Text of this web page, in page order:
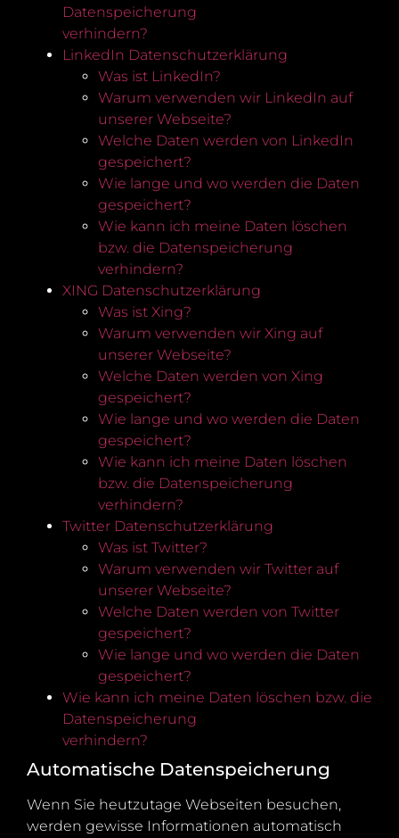
Datenspeicherung
verhindern?
LinkedIn Datenschutzerklärung
Was ist LinkedIn?
Warum verwenden wir LinkedIn auf
unserer Webseite?
Welche Daten werden von LinkedIn
gespeichert?
Wie lange und wo werden die Daten
gespeichert?
Wie kann ich meine Daten löschen
bzw. die Datenspeicherung
verhindern?
XING Datenschutzerklärung
Was ist Xing?
Warum verwenden wir Xing auf
unserer Webseite?
Welche Daten werden von Xing
gespeichert?
Wie lange und wo werden die Daten
gespeichert?
Wie kann ich meine Daten löschen
bzw. die Datenspeicherung
verhindern?
Twitter Datenschutzerklärung
Was ist Twitter?
Warum verwenden wir Twitter auf
unserer Webseite?
Welche Daten werden von Twitter
gespeichert?
Wie lange und wo werden die Daten
gespeichert?
Wie kann ich meine Daten löschen bzw. die
Datenspeicherung
verhindern?
Automatische Datenspeicherung
Wenn Sie heutzutage Webseiten besuchen,
werden gewisse Informationen automatisch